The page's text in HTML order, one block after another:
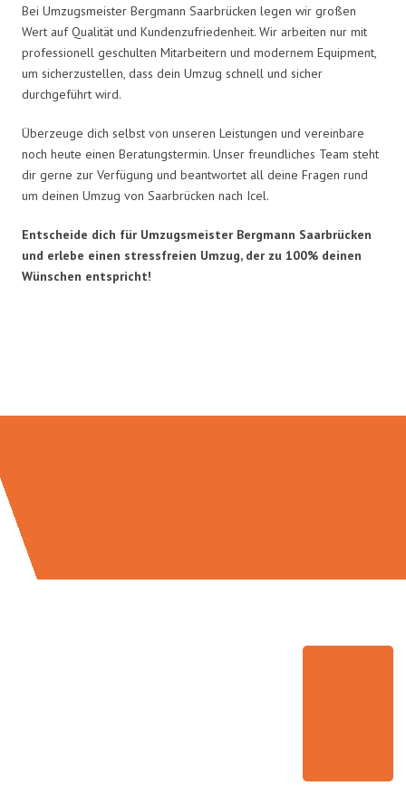
Bei Umzugsmeister Bergmann Saarbrücken legen wir großen
Wert auf Qualität und Kundenzufriedenheit. Wir arbeiten nur mit
professionell geschulten Mitarbeitern und modernem Equipment,
um sicherzustellen, dass dein Umzug schnell und sicher
durchgeführt wird.
Überzeuge dich selbst von unseren Leistungen und vereinbare
noch heute einen Beratungstermin. Unser freundliches Team steht
dir gerne zur Verfügung und beantwortet all deine Fragen rund
um deinen Umzug von Saarbrücken nach Icel.
Entscheide dich für Umzugsmeister Bergmann Saarbrücken
und erlebe einen stressfreien Umzug, der zu 100% deinen
Wünschen entspricht!